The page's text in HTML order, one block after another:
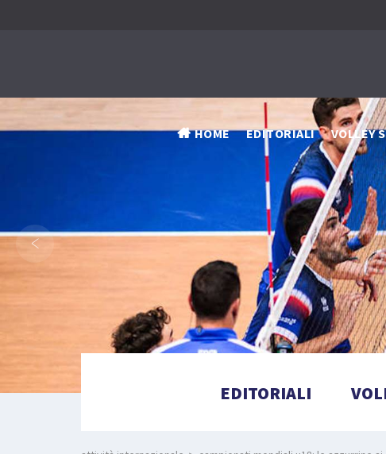
HOME EDITORIALI VOLLEY
‹
EDITORIALI